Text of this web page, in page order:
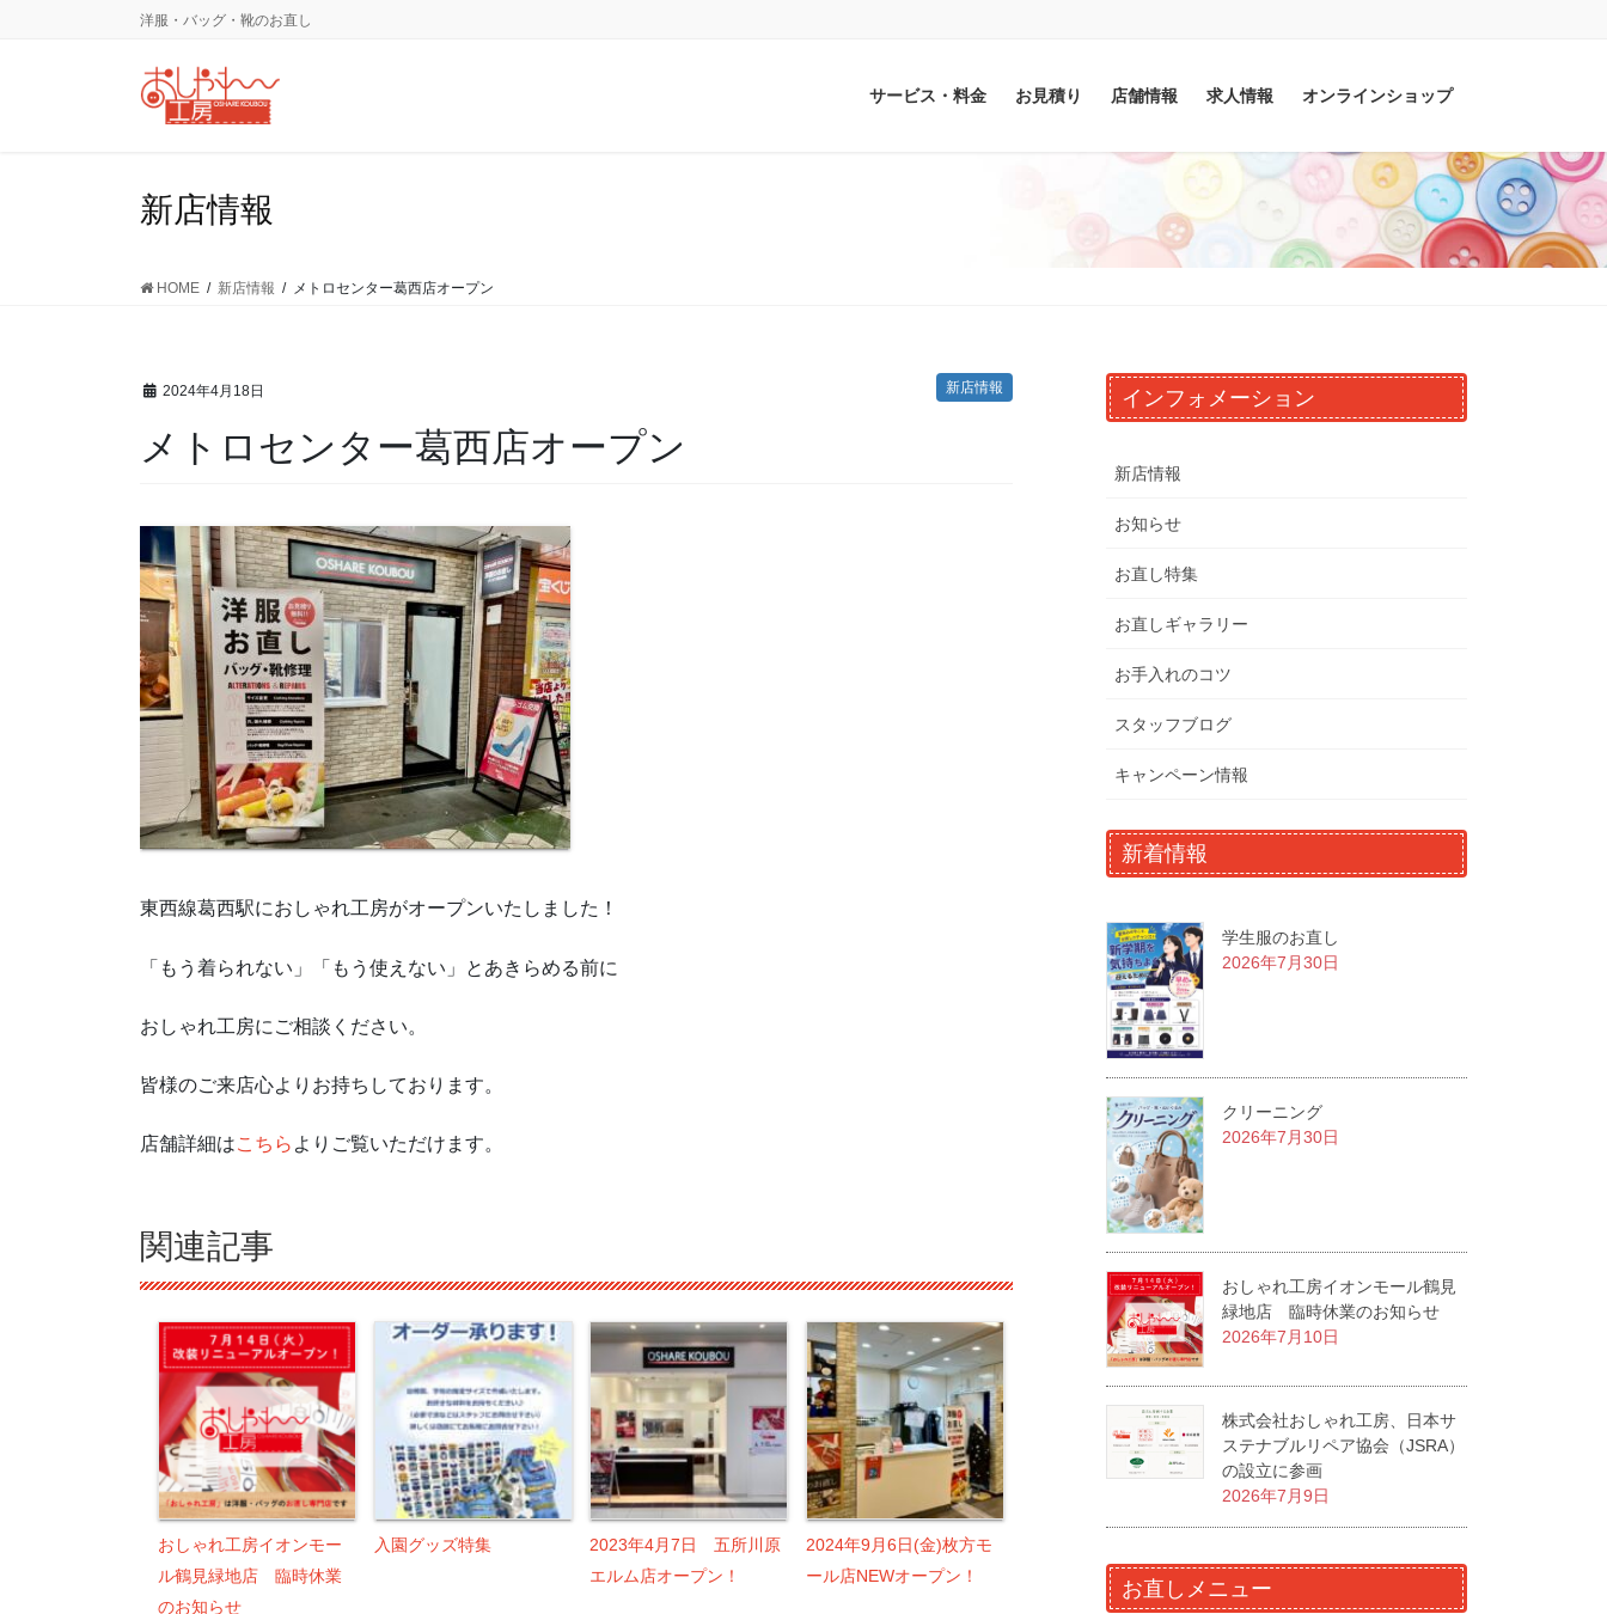
洋服・バッグ・靴のお直し
サービス・料金 お見積り 店舗情報 求人情報 オンラインショップ
新店情報
HOME 新店情報 メトロセンター葛西店オープン
2024年4月18日 新店情報
メトロセンター葛西店オープン
東西線葛西駅におしゃれ工房がオープンいたしました！
「もう着られない」「もう使えない」とあきらめる前に
おしゃれ工房にご相談ください。
皆様のご来店心よりお持ちしております。
店舗詳細はこちら よりご覧いただけます。
関連記事
おしゃれ工房イオンモー
ル鶴見緑地店 臨時休業
のお知らせ
入園グッズ特集
2023年4月7日 五所川原
エルム店オープン！
2024年9月6日(金)枚方モ
ール店NEWオープン！
インフォメーション
新店情報
お知らせ
お直し特集
お直しギャラリー
お手入れのコツ
スタッフブログ
キャンペーン情報
新着情報
学生服のお直し
2026年7月30日
クリーニング
2026年7月30日
おしゃれ工房イオンモール鶴見
緑地店 臨時休業のお知らせ
2026年7月10日
株式会社おしゃれ工房、日本サ
ステナブルリペア協会（JSRA）
の設立に参画
2026年7月9日
お直しメニュー